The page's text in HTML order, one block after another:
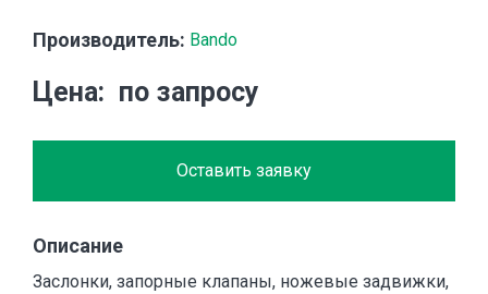
Производитель: Bando
Цена по запросу
Оставить заявку
Описание
Заслонки, запорные клапаны, ножевые задвижки,